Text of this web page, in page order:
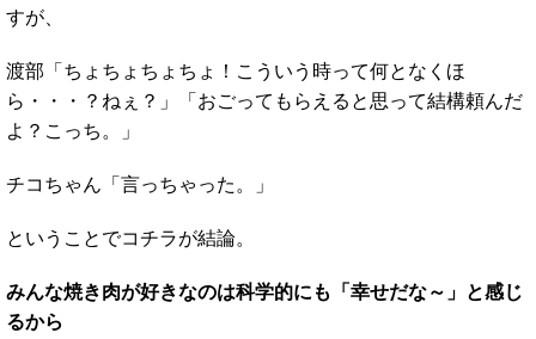
すが、
渡部「ちょちょちょちょ！こういう時って何となくほ
ら・・・？ねぇ？」「おごってもらえると思って結構頼んだ
よ？こっち。」
チコちゃん「言っちゃった。」
ということでコチラが結論。
みんな焼き肉が好きなのは科学的にも「幸せだな～」と感じ
るから